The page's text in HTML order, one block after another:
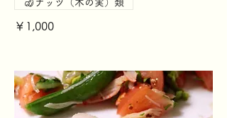
￥1,000
ナッツ（木の実）類